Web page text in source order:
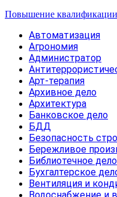
Повышение квалификации
Автоматизация
Агрономия
Администратор
Арт-терапия
Архивное дело
Архитектура
Банковское дело
БДД
Безопасность
Бережливое
Библиотечное дело
Бухгалтерское
Вентиляция и